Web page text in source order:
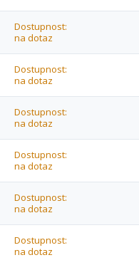
Dostupnost:
na dotaz
Dostupnost:
na dotaz
Dostupnost:
na dotaz
Dostupnost:
na dotaz
Dostupnost:
na dotaz
Dostupnost:
na dotaz